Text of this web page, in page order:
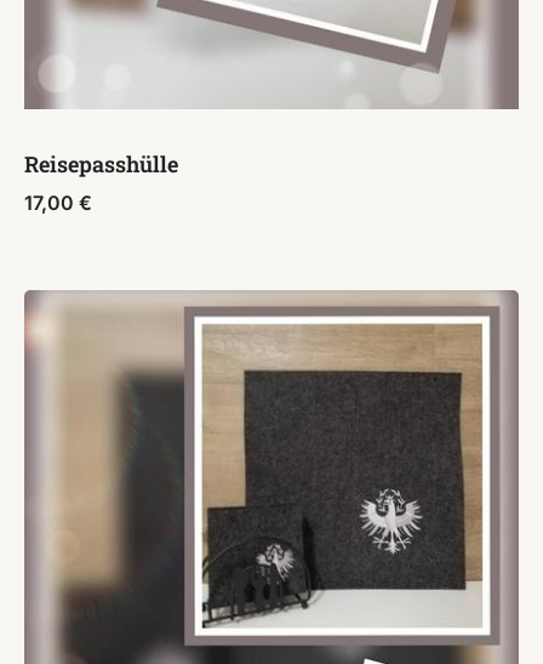
Reisepasshülle
17,00 €